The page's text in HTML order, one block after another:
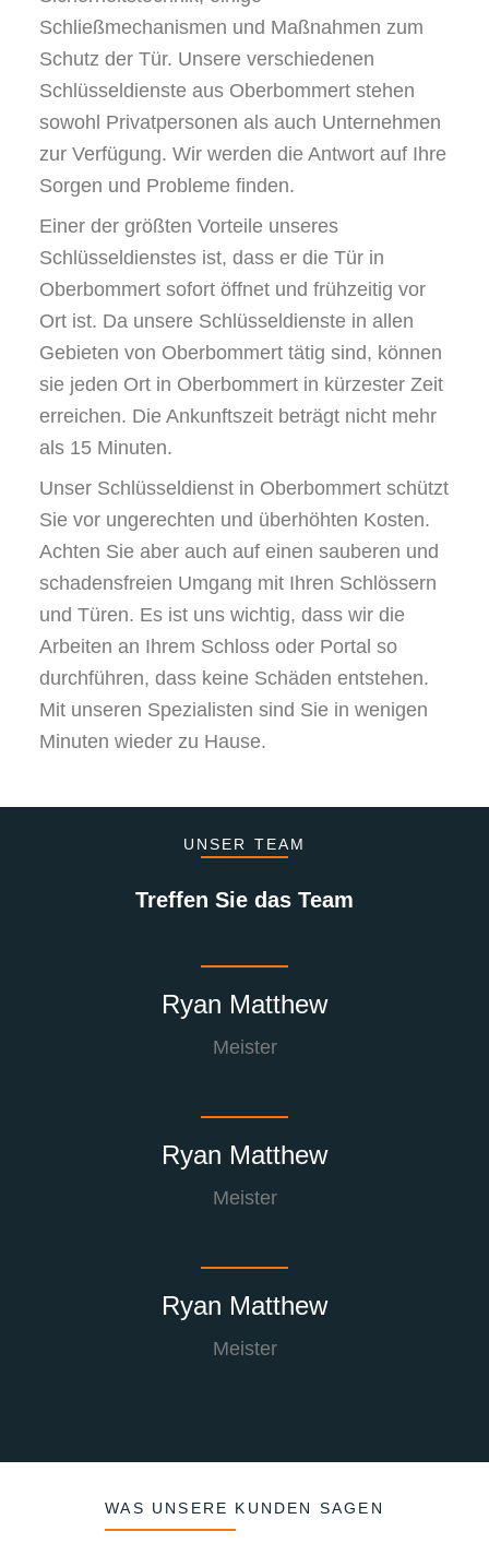
Schließmechanismen und Maßnahmen zum
Schutz der Tür. Unsere verschiedenen
Schlüsseldienste aus Oberbommert stehen
sowohl Privatpersonen als auch Unternehmen
zur Verfügung. Wir werden die Antwort auf Ihre
Sorgen und Probleme finden.
Einer der größten Vorteile unseres
Schlüsseldienstes ist, dass er die Tür in
Oberbommert sofort öffnet und frühzeitig vor
Ort ist. Da unsere Schlüsseldienste in allen
Gebieten von Oberbommert tätig sind, können
sie jeden Ort in Oberbommert in kürzester Zeit
erreichen. Die Ankunftszeit beträgt nicht mehr
als 15 Minuten.
Unser Schlüsseldienst in Oberbommert schützt
Sie vor ungerechten und überhöhten Kosten.
Achten Sie aber auch auf einen sauberen und
schadensfreien Umgang mit Ihren Schlössern
und Türen. Es ist uns wichtig, dass wir die
Arbeiten an Ihrem Schloss oder Portal so
durchführen, dass keine Schäden entstehen.
Mit unseren Spezialisten sind Sie in wenigen
Minuten wieder zu Hause.
UNSER TEAM
Treffen Sie das Team
Ryan Matthew
Meister
Ryan Matthew
Meister
Ryan Matthew
Meister
WAS UNSERE KUNDEN SAGEN